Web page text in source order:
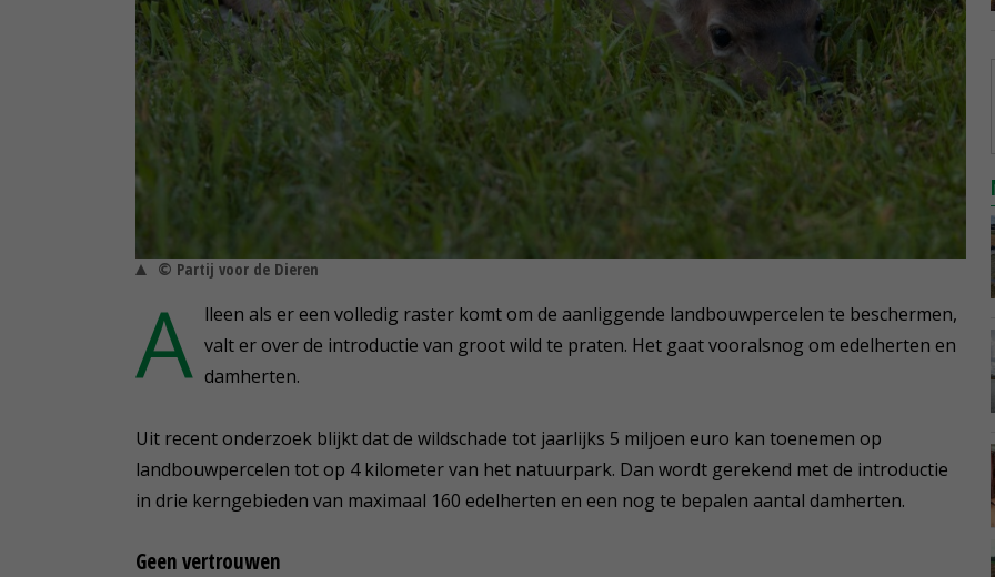
© Partij voor de Dieren
A lleen als er een volledig raster komt om de aanliggende landbouwpercelen te beschermen,
valt er over de introductie van groot wild te praten. Het gaat vooralsnog om edelherten en
damherten.
Uit recent onderzoek blijkt dat de wildschade tot jaarlijks 5 miljoen euro kan toenemen op
landbouwpercelen tot op 4 kilometer van het natuurpark. Dan wordt gerekend met de introductie
in drie kerngebieden van maximaal 160 edelherten en een nog te bepalen aantal damherten.
Geen vertrouwen